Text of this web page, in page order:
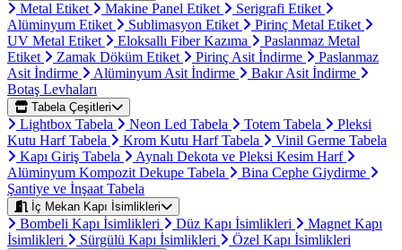
Metal Etiket Makine Panel Etiket
Serigrafi Etiket
Alüminyum Etiket
Sublimasyon Etiket
Pirinç Metal Etiket
UV Metal Etiket
Eloksallı Fiber Kazıma
Paslanmaz Metal
Etiket
Zamak Döküm Etiket Pirinç Asit İndirme
Paslanmaz
Asit İndirme
Alüminyum Asit İndirme
Bakır Asit İndirme
Botaş Levhaları
Tabela Çeşitleri
Lightbox Tabela Neon Led Tabela Totem Tabela
Pleksi
Kutu Harf Tabela
Krom Kutu Harf Tabela
Vinil Germe Tabela
Kapı Giriş Tabela
Aynalı Dekota ve Pleksi Kesim Harf
Alüminyum Kompozit Dekupe Tabela
Bina Cephe Giydirme
Şantiye ve İnşaat Tabela
İç Mekan Kapı İsimlikleri
Bombeli Kapı İsimlikleri Düz Kapı İsimlikleri
Magnet Kapı
İsimlikleri
Sürgülü Kapı İsimlikleri Özel Kapı İsimlikleri